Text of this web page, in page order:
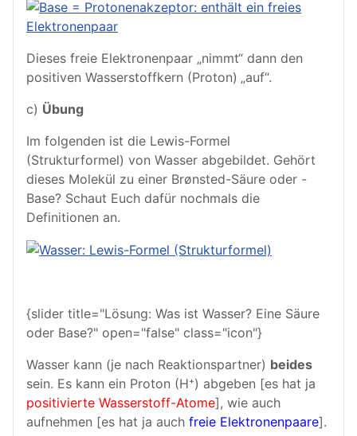
Dieses freie Elektronenpaar „nimmt“ dann den
positiven Wasserstoffkern (Proton) „auf“.
c) Übung
Im folgenden ist die Lewis-Formel
(Strukturformel) von Wasser abgebildet. Gehört
dieses Molekül zu einer Brønsted-Säure oder -
Base? Schaut Euch dafür nochmals die
Definitionen an.
{slider title="Lösung: Was ist Wasser? Eine Säure
oder Base?" open="false" class="icon"}
Wasser kann (je nach Reaktionspartner) beides
sein. Es kann ein Proton (H⁺) abgeben [es hat ja
positivierte Wasserstoff-Atome], wie auch
aufnehmen [es hat ja auch freie Elektronenpaare].